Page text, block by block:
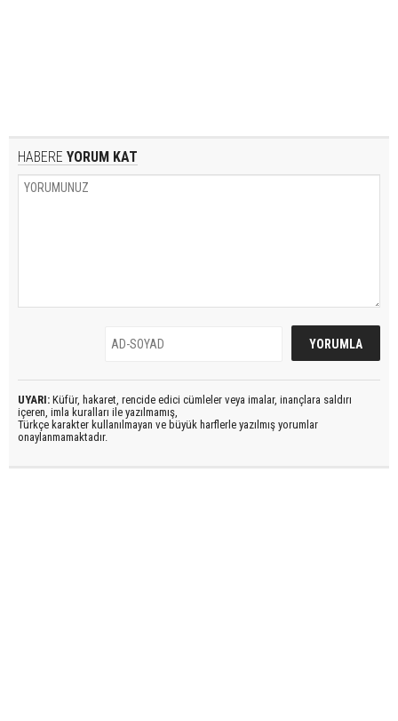
HABERE YORUM KAT
UYARI: Küfür, hakaret, rencide edici cümleler veya imalar, inançlara saldırı
içeren, imla kuralları ile yazılmamış,
Türkçe karakter kullanılmayan ve büyük harflerle yazılmış yorumlar
onaylanmamaktadır.